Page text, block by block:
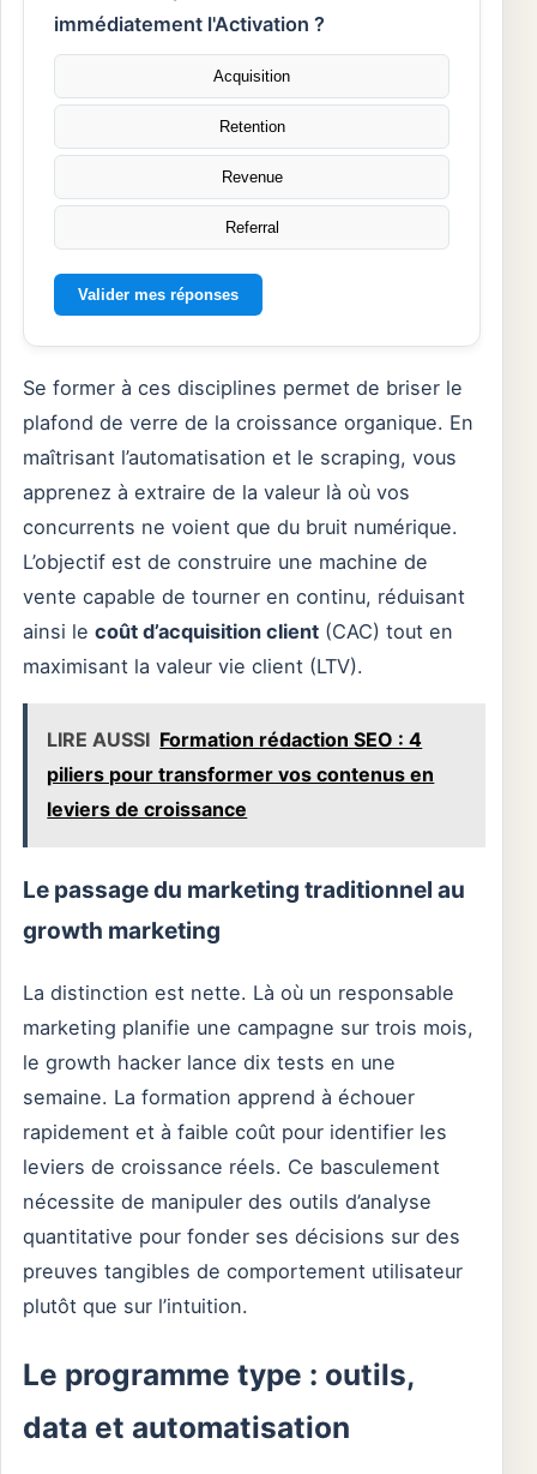
immédiatement l'Activation ?
Acquisition
Retention
Revenue
Referral
Valider mes réponses
Se former à ces disciplines permet de briser le
plafond de verre de la croissance organique. En
maîtrisant l’automatisation et le scraping, vous
apprenez à extraire de la valeur là où vos
concurrents ne voient que du bruit numérique.
L’objectif est de construire une machine de
vente capable de tourner en continu, réduisant
ainsi le coût d’acquisition client (CAC) tout en
maximisant la valeur vie client (LTV).
LIRE AUSSI Formation rédaction SEO : 4
piliers pour transformer vos contenus en
leviers de croissance
Le passage du marketing traditionnel au
growth marketing
La distinction est nette. Là où un responsable
marketing planifie une campagne sur trois mois,
le growth hacker lance dix tests en une
semaine. La formation apprend à échouer
rapidement et à faible coût pour identifier les
leviers de croissance réels. Ce basculement
nécessite de manipuler des outils d’analyse
quantitative pour fonder ses décisions sur des
preuves tangibles de comportement utilisateur
plutôt que sur l’intuition.
Le programme type : outils,
data et automatisation